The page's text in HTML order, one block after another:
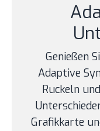
Genießen
Adaptive
Ruckeln
Grafikkarte